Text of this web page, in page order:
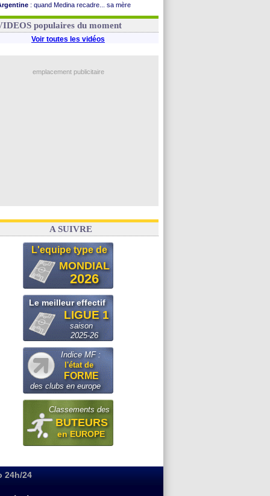
: quand Medina recadre... sa mère
: Paixão attire un 2e club anglais
populaires du moment
Voir toutes les vidéos
emplacement publicitaire
A SUIVRE
L'equipe type de
MONDIAL
2026
Le meilleur effectif
LIGUE 1
saison
2025-26
Indice MF :
l'état de
FORME
des clubs en europe
Classements des
BUTEURS
en EUROPE
24h/24